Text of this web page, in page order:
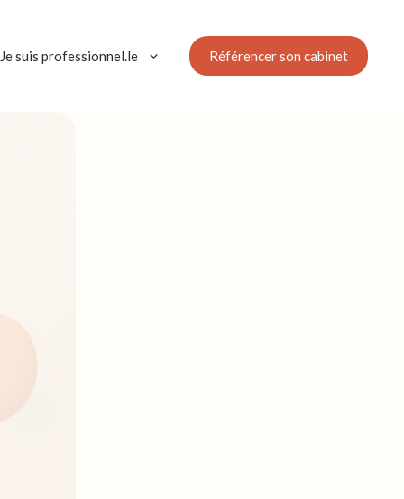
Je suis professionnel.le Référencer son cabinet